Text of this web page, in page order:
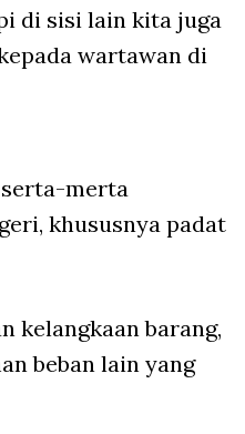
di sisi lain kita juga
wartawan di
merta
khususnya padat
kelangkaan barang,
beban lain yang